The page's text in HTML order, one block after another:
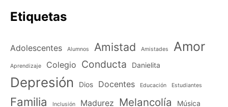
Etiquetas
Adolescentes Alumnos Amistad Amistades Amor
Aprendizaje Colegio Conducta Danielita
Depresión Dios Docentes Educación Estudiantes
Familia Inclusión Madurez Melancolía Música